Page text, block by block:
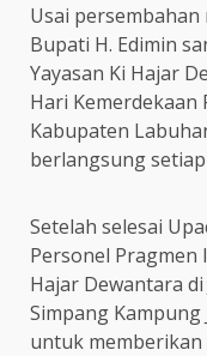
Usai
Bupati H. Edimin
Yayasan Ki Hajar
Hari Kemerdekaan
Kabupaten
berlangsung
Setelah selesai
Personel Pragmen
Hajar Dewantara di
Simpang
untuk